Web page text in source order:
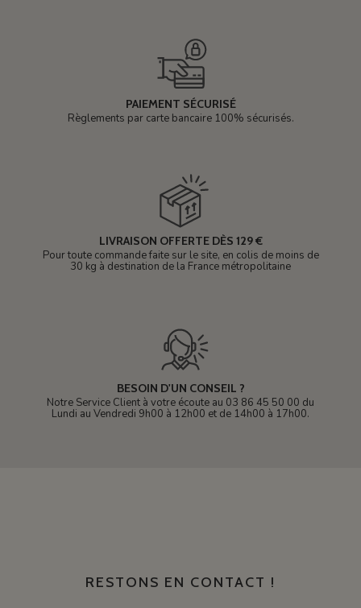
PAIEMENT SÉCURISÉ
Règlements par carte bancaire 100% sécurisés.
LIVRAISON OFFERTE DÈS 129 €
Pour toute commande faite sur le site, en colis de moins de
30 kg à destination de la France métropolitaine
BESOIN D'UN CONSEIL ?
Notre Service Client à votre écoute au 03 86 45 50 00 du
Lundi au Vendredi 9h00 à 12h00 et de 14h00 à 17h00.
RESTONS EN CONTACT !